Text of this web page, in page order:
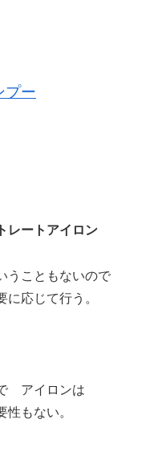
プー
ートアイロン
うこともないので
応じて行う。
アイロンは
もない。